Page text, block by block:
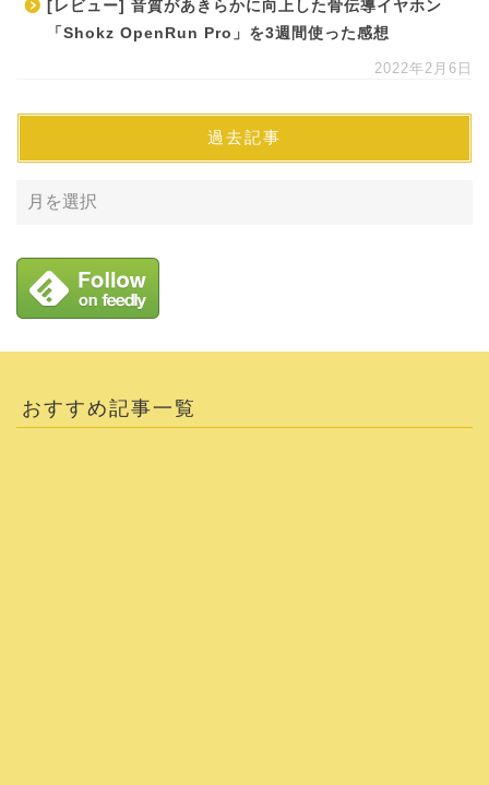
[レビュー] 音質があきらかに向上した骨伝導イヤホン
「Shokz OpenRun Pro」を3週間使った感想
2022年2月6日
過去記事
おすすめ記事一覧